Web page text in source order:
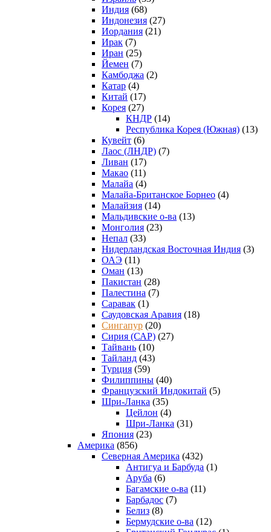
Индия (68)
Индонезия (27)
Иордания (21)
Ирак (7)
Иран (25)
Йемен (7)
Камбоджа (2)
Катар (4)
Китай (17)
Корея (27)
КНДР (14)
Республика Корея (Южная) (13)
Кувейт (6)
Лаос (ЛНДР) (7)
Ливан (17)
Макао (11)
Малайа (4)
Малайа-Британское Борнео (4)
Малайзия (14)
Мальдивские о-ва (13)
Монголия (23)
Непал (33)
Нидерландская Восточная Индия (3)
ОАЭ (11)
Оман (13)
Пакистан (28)
Палестина (7)
Саравак (1)
Саудовская Аравия (18)
Сингапур (20)
Сирия (САР) (27)
Тайвань (10)
Тайланд (43)
Турция (59)
Филиппины (40)
Французский Индокитай (5)
Шри-Ланка (35)
Цейлон (4)
Шри-Ланка (31)
Япония (23)
Америка (856)
Северная Америка (432)
Антигуа и Барбуда (1)
Аруба (6)
Багамские о-ва (11)
Барбадос (7)
Белиз (8)
Бермудские о-ва (12)